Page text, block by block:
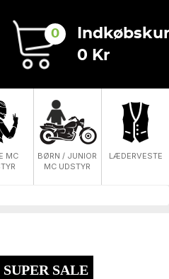
0
0 Kr
MC
BØRN / JUNIOR
MC UDSTYR
LÆDERVESTE
SUPER SALE